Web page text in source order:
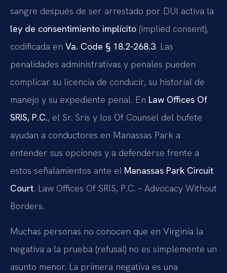
sangre después de ser arrestado por DUI activa la
ley de consentimiento implícito (implied consent),
codificada en Va. Code § 18.2-268.3. Las
penalidades administrativas y penales pueden
complicar su licencia de conducir, su historial de
manejo y su expediente penal. En Law Offices Of
SRIS, P.C., el Sr. Sris y los Of Counsel del bufete
ayudan a conductores en Manassas Park a
entender sus opciones y a defenderse frente a
estos señalamientos ante el Manassas Park Circuit
Court. Law Offices Of SRIS, P.C. – Advocacy Without
Borders.
Muchas personas no conocen que en Virginia la
negativa a la prueba (refusal) no es simplemente un
asunto menor. La primera negativa es una